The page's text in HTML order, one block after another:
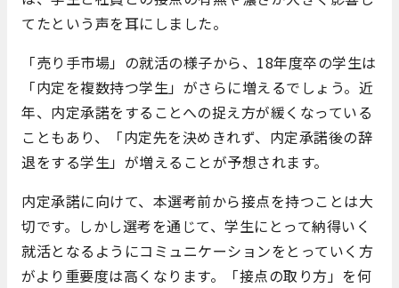
てたという声を耳にしました。
「売り手市場」の就活の様子から、18年度卒の学生は
「内定を複数持つ学生」がさらに増えるでしょう。近
年、内定承諾をすることへの捉え方が緩くなっている
こともあり、「内定先を決めきれず、内定承諾後の辞
退をする学生」が増えることが予想されます。
内定承諾に向けて、本選考前から接点を持つことは大
切です。しかし選考を通じて、学生にとって納得いく
就活となるようにコミュニケーションをとっていく方
がより重要度は高くなります。「接点の取り方」を何